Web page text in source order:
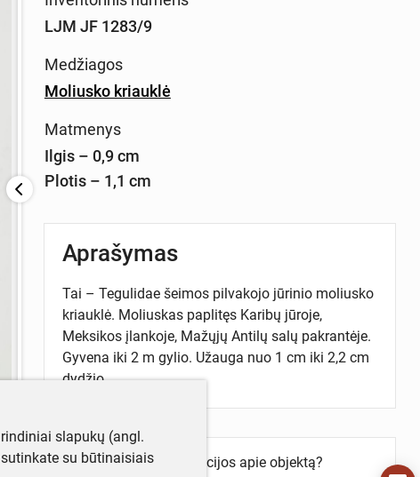
LJM JF 1283/9
Medžiagos
Moliusko kriauklė
Matmenys
Ilgis – 0,9 cm
Plotis – 1,1 cm
Aprašymas
Tai – Tegulidae šeimos pilvakojo jūrinio moliusko
kriauklė. Moliuskas paplitęs Karibų jūroje,
Meksikos įlankoje, Mažųjų Antilų salų pakrantėje.
Gyvena iki 2 m gylio. Užauga nuo 1 cm iki 2,2 cm
dydžio.
Turite daugiau informacijos apie objektą?
slapukų (angl.
su būtinaisiais